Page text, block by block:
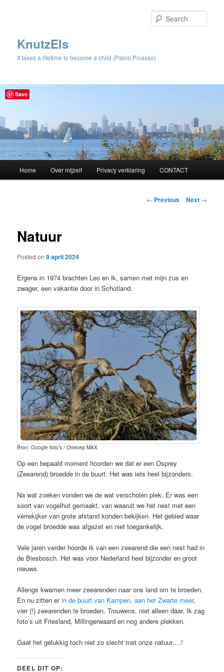
KnutzEls
It takes a lifetime to become a child (Pablo Picasso)
Skip
content
Home Over mijzelf Privacy verklaring CONTACT
Post
← Previous Next →
Natuur
Posted on9 april 2024
Ergens in 1974 brachten Leo en ik, samen met mijn zus en
zwager, een vakantie door in Schotland.
Bron: Google foto’s / Omroep MAX
Op een bepaald moment hoorden we dat er een Osprey
(Zeearend) broedde in de buurt. Het was iets heel bijzonders.
Na wat zoeken vonden we de wat verscholen plek. Er was een
soort van vogelhut gemaakt, van waaruit we het nest met een
verrekijker van grote afstand konden bekijken. Het gebied waar
de vogel broedde was afgezet en niet toegankelijk.
Vele jaren verder hoorde ik van een zeearend die een nest had in
de Biesbosch. Het was voor Nederland heel bijzonder en groot
nieuws.
Allengs kwamen meer zeearenden naar ons land om te broeden.
En nu zitten erin de buurt van Kampen, aan het Zwarte meer,
vier (!) zeearenden te broeden. Trouwens, niet alleen daar. Ik zag
foto’s uit Friesland, Millingerwaard en nog andere plekken.
Gaat het gelukkig toch niet zo slecht met onze natuur….!
DEEL DIT OP:
Save